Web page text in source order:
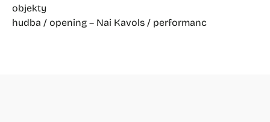
objekty
hudba / opening – Nai Kavols / performanc